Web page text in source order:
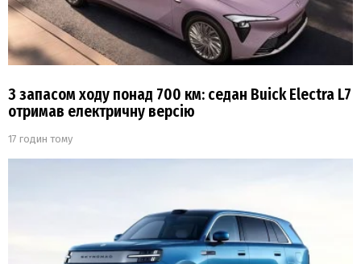
З запасом ходу понад 700 км: седан Buick Electra L7
отримав електричну версію
17 годин тому